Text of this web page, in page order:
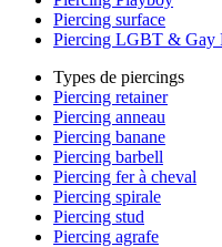
Piercing surface
Piercing LGBT & Gay
Types de piercings
Piercing retainer
Piercing anneau
Piercing banane
Piercing barbell
Piercing fer à cheval
Piercing spirale
Piercing stud
Piercing agrafe